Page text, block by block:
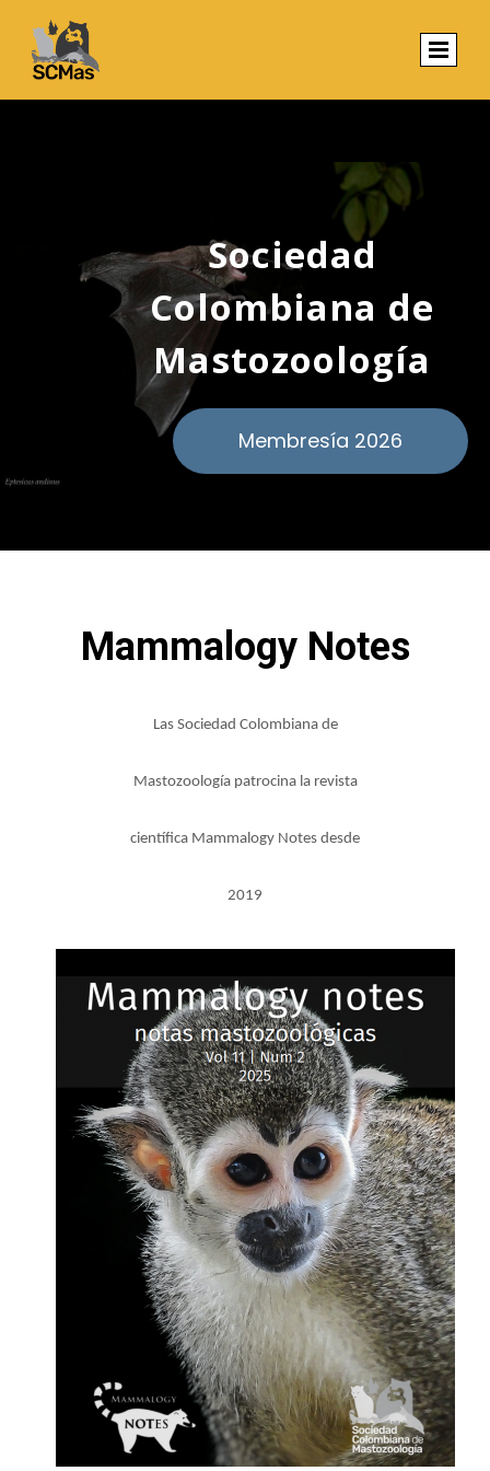
Sociedad
Colombiana de
Mastozoología
Membresía 2026
Mammalogy Notes
Las Sociedad Colombiana de
Mastozoología patrocina la revista
científica Mammalogy Notes desde
2019